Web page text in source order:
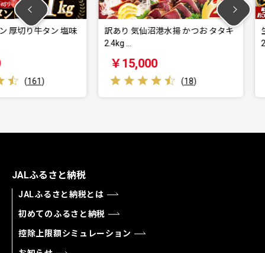
タン 塩味
)
訳あり 気仙沼港水揚 かつお タタキ
￥15,000
(18)
生本ずわ
20〜30本
JALふるさと納税
JALふるさと納税とは
初めてのふるさと納税
控除上限額シミュレーション